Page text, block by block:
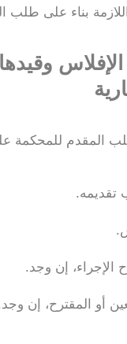
بناء على طلب
المقدم للمحكمة
تقديمه.
الإجراء، إن وجد.
أو المقترح، إن